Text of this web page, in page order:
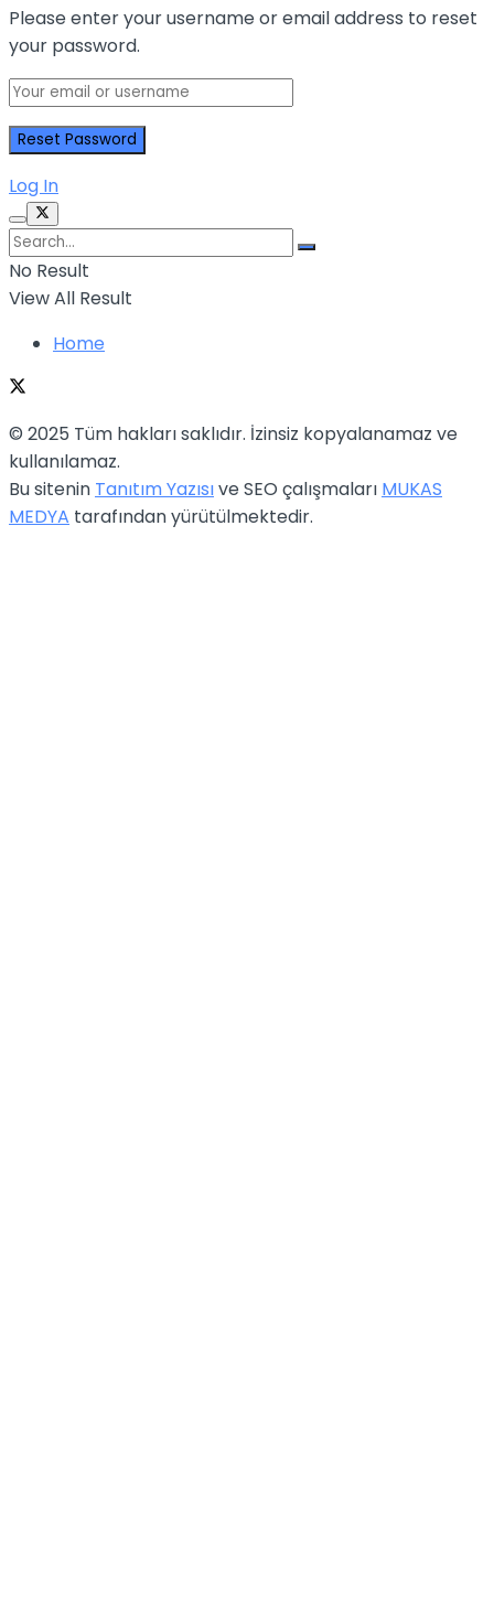
Please enter your username or email address to reset
your password.
Log In
No Result
View All Result
Home
© 2025 Tüm hakları saklıdır. İzinsiz kopyalanamaz ve
kullanılamaz.
Bu sitenin Tanıtım Yazısıve SEO çalışmaları MUKAS
MEDYA tarafından yürütülmektedir.